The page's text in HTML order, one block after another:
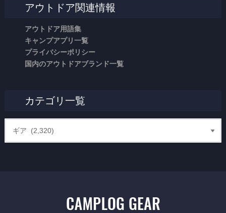
アウトドア関連情報
アウトドア用語集
キャンプアプリ一覧
プライバシーポリシー
国内のアウトドアブランド一覧
カテゴリ一覧